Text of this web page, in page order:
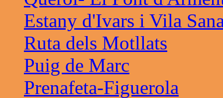
Estany d'Ivars i Vila
Ruta dels Motllats
Puig de Marc
Prenafeta-Figuerola